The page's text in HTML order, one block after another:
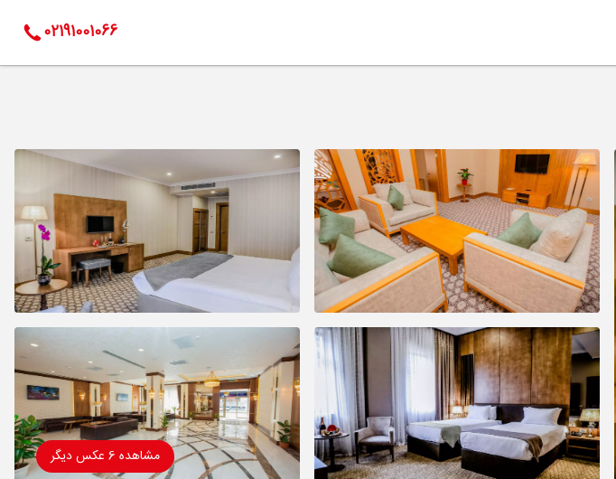
02191001066
مشاهده 6 عکس دیگر